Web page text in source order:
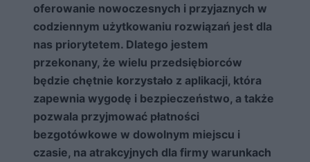
oferowanie nowoczesnych i przyjaznych w
codziennym użytkowaniu rozwiązań jest dla
nas priorytetem. Dlatego jestem
przekonany, że wielu przedsiębiorców
będzie chętnie korzystało z aplikacji, która
zapewnia wygodę i bezpieczeństwo, a także
pozwala przyjmować płatności
bezgotówkowe w dowolnym miejscu i
czasie, na atrakcyjnych dla firmy warunkach